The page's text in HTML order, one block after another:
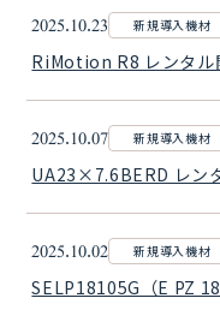
2025.10.23 新規導入機材
RiMotion R8 レンタル
2025.10.07 新規導入機材
UA23×7.6BERD レン
2025.10.02 新規導入機材
SELP18105G（E PZ